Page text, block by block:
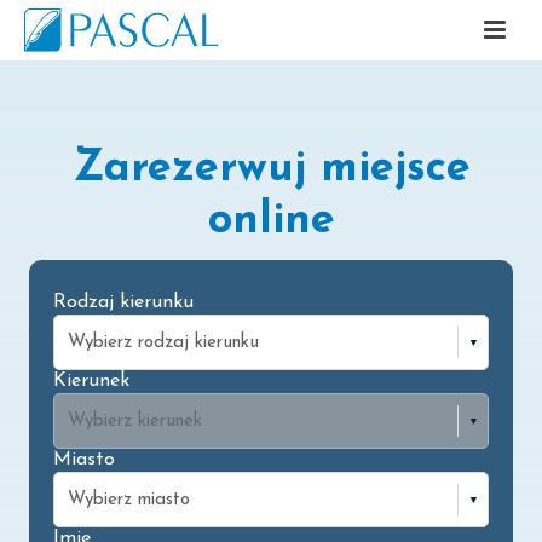
Zarezerwuj miejsce
online
Rodzaj kierunku
Kierunek
Miasto